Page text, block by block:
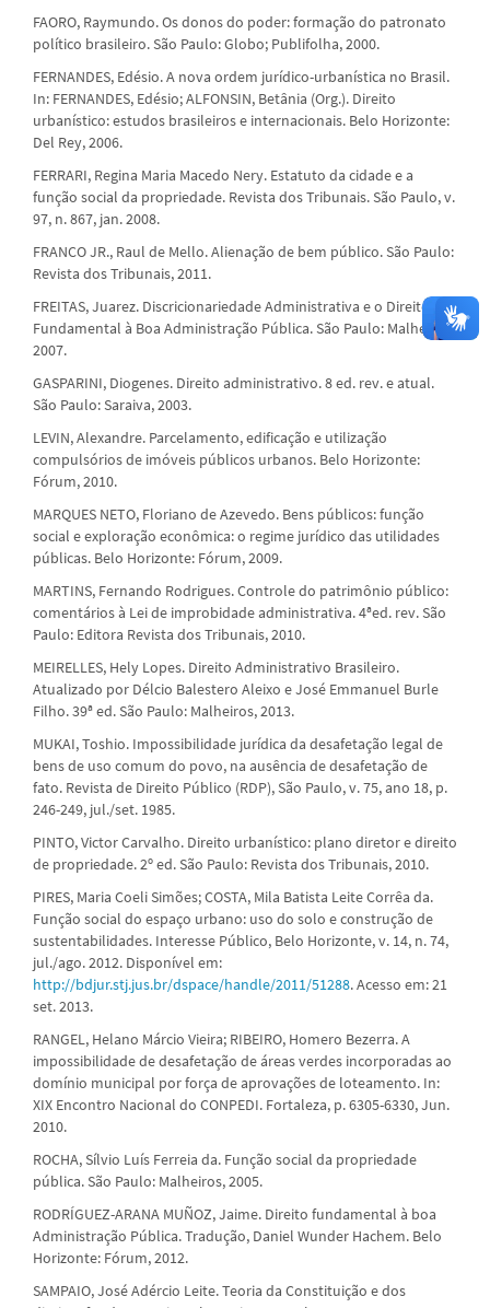
FAORO, Raymundo. Os donos do poder: formação do patronato
político brasileiro. São Paulo: Globo; Publifolha, 2000.
FERNANDES, Edésio. A nova ordem jurídico-urbanística no Brasil.
In: FERNANDES, Edésio; ALFONSIN, Betânia (Org.). Direito
urbanístico: estudos brasileiros e internacionais. Belo Horizonte:
Del Rey, 2006.
FERRARI, Regina Maria Macedo Nery. Estatuto da cidade e a
função social da propriedade. Revista dos Tribunais. São Paulo, v.
97, n. 867, jan. 2008.
FRANCO JR., Raul de Mello. Alienação de bem público. São Paulo:
Revista dos Tribunais, 2011.
FREITAS, Juarez. Discricionariedade Administrativa e o Direito
Fundamental à Boa Administração Pública. São Paulo: Malheiros,
2007.
GASPARINI, Diogenes. Direito administrativo. 8 ed. rev. e atual.
São Paulo: Saraiva, 2003.
LEVIN, Alexandre. Parcelamento, edificação e utilização
compulsórios de imóveis públicos urbanos. Belo Horizonte:
Fórum, 2010.
MARQUES NETO, Floriano de Azevedo. Bens públicos: função
social e exploração econômica: o regime jurídico das utilidades
públicas. Belo Horizonte: Fórum, 2009.
MARTINS, Fernando Rodrigues. Controle do patrimônio público:
comentários à Lei de improbidade administrativa. 4ªed. rev. São
Paulo: Editora Revista dos Tribunais, 2010.
MEIRELLES, Hely Lopes. Direito Administrativo Brasileiro.
Atualizado por Délcio Balestero Aleixo e José Emmanuel Burle
Filho. 39ª ed. São Paulo: Malheiros, 2013.
MUKAI, Toshio. Impossibilidade jurídica da desafetação legal de
bens de uso comum do povo, na ausência de desafetação de
fato. Revista de Direito Público (RDP), São Paulo, v. 75, ano 18, p.
246-249, jul./set. 1985.
PINTO, Victor Carvalho. Direito urbanístico: plano diretor e direito
de propriedade. 2º ed. São Paulo: Revista dos Tribunais, 2010.
PIRES, Maria Coeli Simões; COSTA, Mila Batista Leite Corrêa da.
Função social do espaço urbano: uso do solo e construção de
sustentabilidades. Interesse Público, Belo Horizonte, v. 14, n. 74,
jul./ago. 2012. Disponível em:
http://bdjur.stj.jus.br/dspace/handle/2011/51288. Acesso em: 21
set. 2013.
RANGEL, Helano Márcio Vieira; RIBEIRO, Homero Bezerra. A
impossibilidade de desafetação de áreas verdes incorporadas ao
domínio municipal por força de aprovações de loteamento. In:
XIX Encontro Nacional do CONPEDI. Fortaleza, p. 6305-6330, Jun.
2010.
ROCHA, Sílvio Luís Ferreia da. Função social da propriedade
pública. São Paulo: Malheiros, 2005.
RODRÍGUEZ-ARANA MUÑOZ, Jaime. Direito fundamental à boa
Administração Pública. Tradução, Daniel Wunder Hachem. Belo
Horizonte: Fórum, 2012.
SAMPAIO, José Adércio Leite. Teoria da Constituição e dos